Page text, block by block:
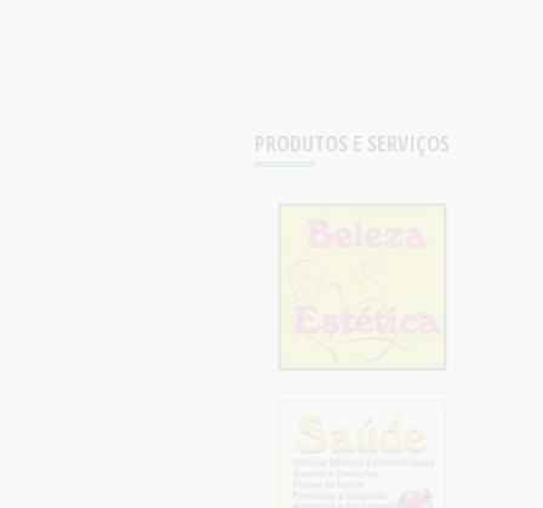
PRODUTOS E SERVIÇOS